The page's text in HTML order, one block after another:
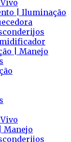
| Iluminação
| Manejo
Manejo